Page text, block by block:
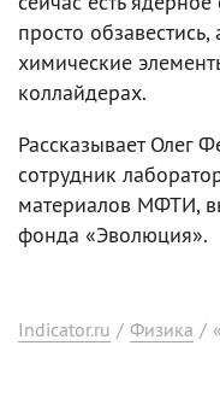
просто
химические
коллайдерах.
Рассказывает Олег
сотрудник
материалов МФТИ,
фонда «Эволюция».
Indicator.ru / Физика /